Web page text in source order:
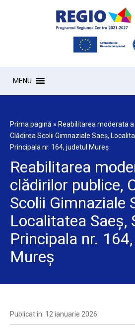
MENU
Prima pagină » Reabilitarea moderata
Clădirea Scolii Gimnaziale Saeş,
Principala nr. 164, judetul Mureş
Reabilitarea
clădirilor publice,
Scolii Gimnaziale
Localitatea Saeş,
Principala nr.
Mureş
Publicat in: 12 ianuarie 2026